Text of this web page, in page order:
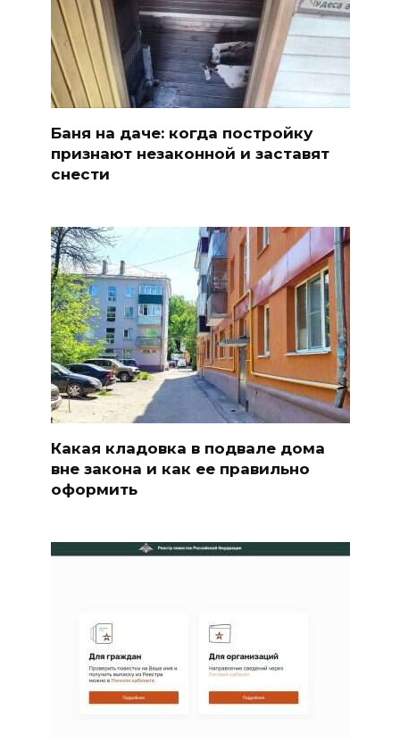
Баня на даче: когда постройку
признают незаконной и заставят
снести
Какая кладовка в подвале дома
вне закона и как ее правильно
оформить